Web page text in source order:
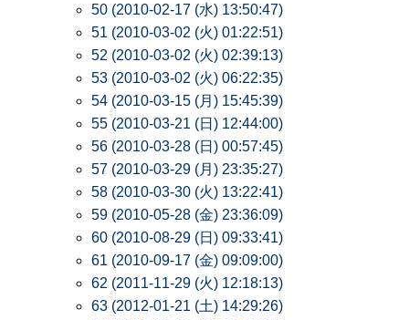
50 (2010-02-17 (水) 13:50:47)
51 (2010-03-02 (火) 01:22:51)
52 (2010-03-02 (火) 02:39:13)
53 (2010-03-02 (火) 06:22:35)
54 (2010-03-15 (月) 15:45:39)
55 (2010-03-21 (日) 12:44:00)
56 (2010-03-28 (日) 00:57:45)
57 (2010-03-29 (月) 23:35:27)
58 (2010-03-30 (火) 13:22:41)
59 (2010-05-28 (金) 23:36:09)
60 (2010-08-29 (日) 09:33:41)
61 (2010-09-17 (金) 09:09:00)
62 (2011-11-29 (火) 12:18:13)
63 (2012-01-21 (土) 14:29:26)